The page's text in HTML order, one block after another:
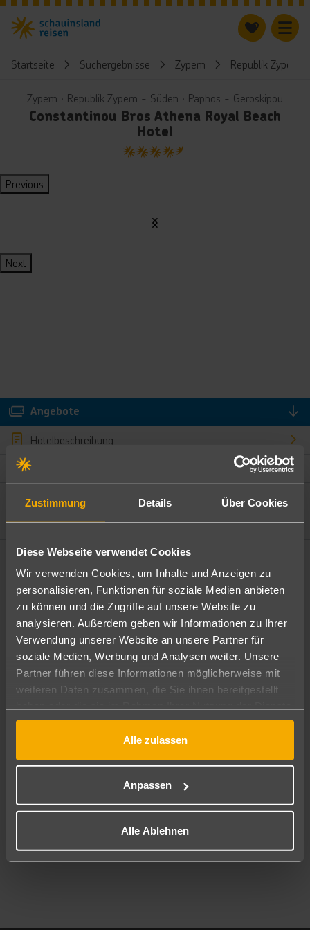
Zustimmung Details Über Cookies
Diese Webseite verwendet Cookies
Wir verwenden Cookies, um Inhalte und Anzeigen zu
personalisieren, Funktionen für soziale Medien anbieten
zu können und die Zugriffe auf unsere Website zu
analysieren. Außerdem geben wir Informationen zu Ihrer
Verwendung unserer Website an unsere Partner für
soziale Medien, Werbung und Analysen weiter. Unsere
Partner führen diese Informationen möglicherweise mit
weiteren Daten zusammen, die Sie ihnen bereitgestellt
gesammelt haben.
Alle zulassen
Anpassen
Alle Ablehnen
Startseite Suchergebnisse Zypern Republik Zypern
Zypern ∙ Republik Zypern - Süden ∙ Paphos - Geroskipou
Constantinou Bros Athena Royal Beach
Hotel
4.5
Previous
Next
Angebote
Hotelbeschreibung
Hotelmerkmale
Bewertungen
Lage und Umgebung
Angebote filtern
Ändere die Kriterien nach deinen Wünschen
Pauschal Nur Hotel
Abflughafen
Reisezeitraum
11.08.26–09.08.27 7-21 Nächte
2 Erwachsene Keine Kinder